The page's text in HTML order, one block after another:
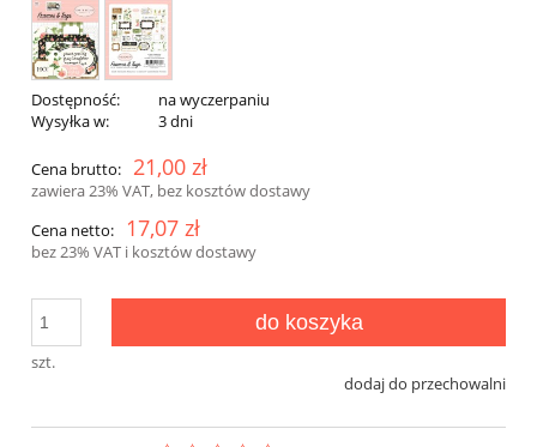
Dostępność:
na wyczerpaniu
Wysyłka w:
3 dni
Cena brutto: 21,00 zł
zawiera 23% VAT, bez kosztów dostawy
Cena netto:
17,07 zł
bez 23% VAT i kosztów dostawy
szt.
do koszyka
dodaj do przechowalni